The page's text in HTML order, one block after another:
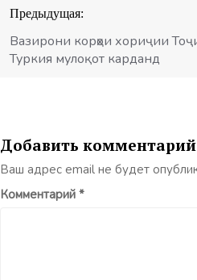
по
записям
Предыдущая:
Вазирони корҳои хориҷии
Туркия мулоқот карданд
Добавить комментарий
Ваш адрес email не будет
Комментарий *